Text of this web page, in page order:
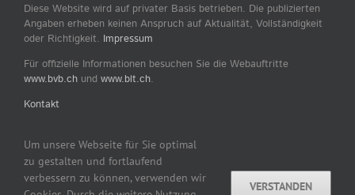
Diese Website wird auf privater Basis betrieben. Die publizierten
Angaben erheben keinen Anspruch auf Aktualität, Vollständigkeit
oder Richtigkeit. Impressum
Für offizielle Informationen besuchen Sie die Webauftritte
www.bvb.ch und www.blt.ch.
Kontakt
Copyright © 2007–2026 by tram-bus-basel.ch / Dominik
Um unsere Webseite für Sie optimal
zu gestalten und fortlaufend
verbessern zu können, verwenden wir
VERSTANDEN